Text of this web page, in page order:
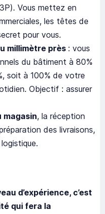
Vous mettez en
les têtes de
pour vous.
millimètre près : vous
du bâtiment à 80%
soit à 100% de votre
Objectif : assurer
magasin, la réception
des livraisons,
d’expérience, c’est
qui fera la